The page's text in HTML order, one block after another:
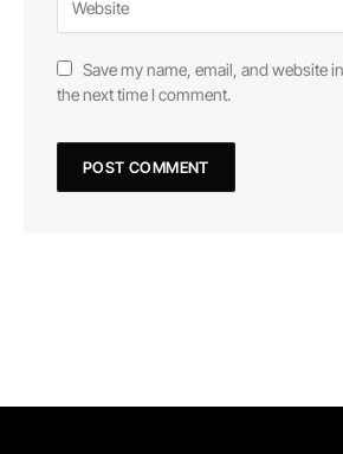
Save my name, email, and website
the next time I comment.